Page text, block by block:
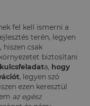
fel kell ismerni a
terén, legyen
hiszen csak
biztosítani
kulcsfeladata, hogy
, legyen szó
ezen keresztül
az egész